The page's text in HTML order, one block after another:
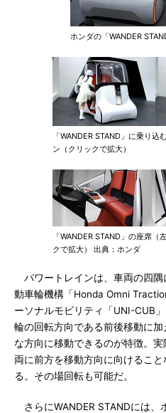
ホンダの「WANDER
「WANDER STAND」に乗り
ン（クリックで拡大）
「WANDER STAND」の座席
クで拡大） 出典：ホンダ
パワートレインは、車両の四
動車輪機構「Honda Omni
ーソナルモビリティ「UNI-CUB
輪の回転方向である前後移動に
な方向に移動できるのが特徴。
両に前方を移動方向に向けるこ
る。その場回転も可能だ。
さらにWANDER STANDには、